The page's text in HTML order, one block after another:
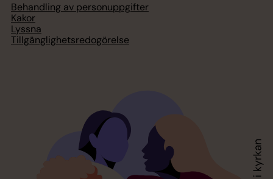
Behandling av personuppgifter
Kakor
Lyssna
Tillgänglighetsredogörelse